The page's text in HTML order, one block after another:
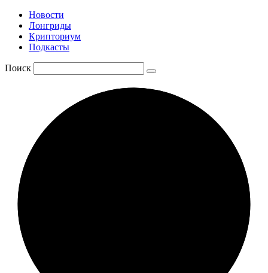
Новости
Лонгриды
Крипториум
Подкасты
Поиск